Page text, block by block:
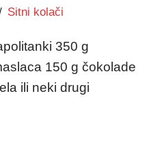
Sitni kolači
350 g
150 g čokolade
ili neki drugi